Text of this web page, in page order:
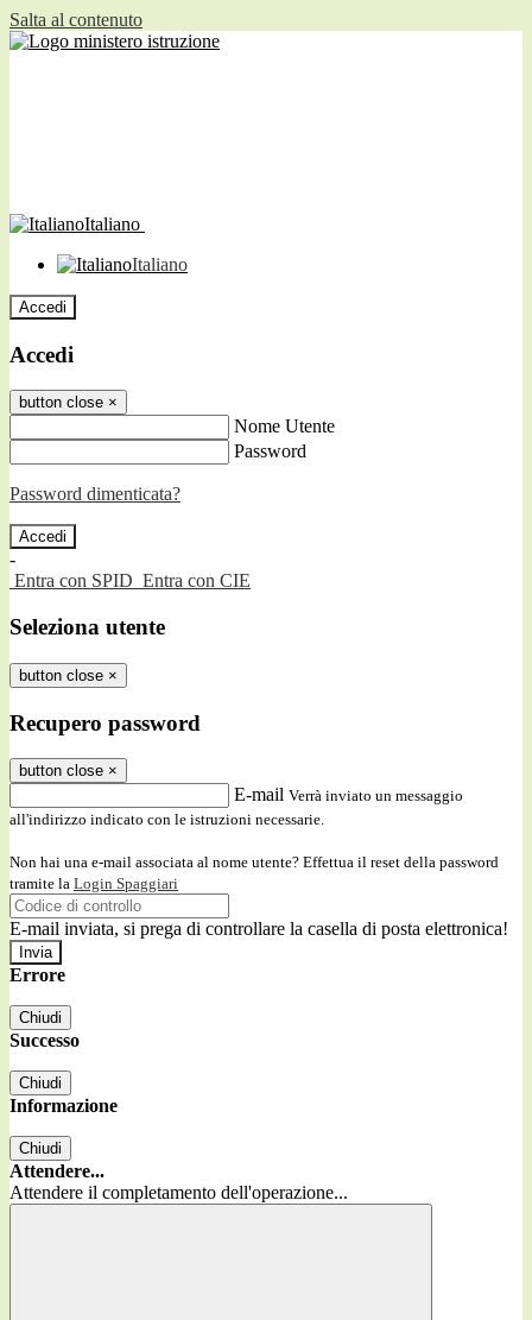
Salta al contenuto
Italiano
Italiano
Accedi
Accedi
button close ×
Nome Utente
Password
Password dimenticata?
-
Entra con SPID Entra con CIE
Seleziona utente
button close ×
Recupero password
button close ×
E-mail Verrà inviato un messaggio
all'indirizzo indicato con le istruzioni necessarie.
Non hai una e-mail associata al nome utente? Effettua il reset della password
tramite la Login Spaggiari
E-mail inviata, si prega di controllare la casella di posta elettronica!
Errore
Chiudi
Successo
Chiudi
Informazione
Chiudi
Attendere...
Attendere il completamento dell'operazione...